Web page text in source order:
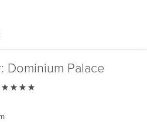
Dominium Palace